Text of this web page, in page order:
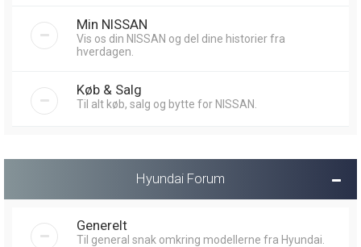
Min NISSAN
Vis os din NISSAN og del dine historier fra
hverdagen.
Køb & Salg
Til alt køb, salg og bytte for NISSAN.
Hyundai Forum
Generelt
Til general snak omkring modellerne fra Hyundai.